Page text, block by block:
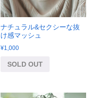
ナチュラル&セクシーな抜
け感マッシュ
¥1,000
SOLD OUT